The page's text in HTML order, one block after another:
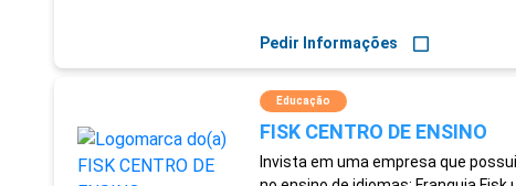
Pedir Informações
Educação
FISK CENTRO DE ENSINO
Invista em uma empresa que